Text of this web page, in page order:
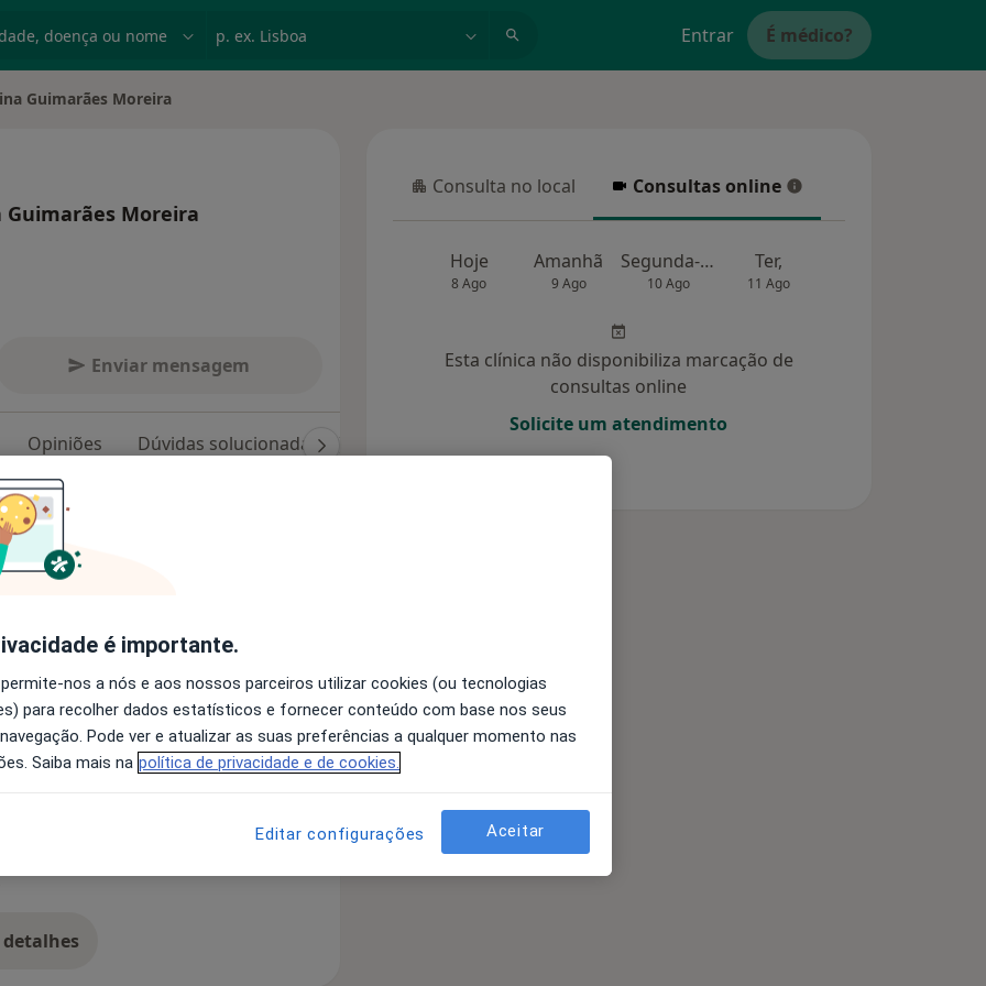
Entrar É médico?
Guimarães Moreira
Moreira
Enviar mensagem
Opiniões Dúvidas solucionadas (2)
e sou psicóloga.
de acompanhamento
motora. A partir desse momento
caminho na área da psicologia.
ansiedade, adaptação a novas
a experiência
Consulta no local
Consulta no local Consultas online
Consultas online
Hoje
8 Ago
Amanhã
9 Ago
Segunda-feira
10 Ago
Ter,
11 Ago
Esta clínica não disponibiliza marcação de
consultas online
Solicite um atendimento
é importante.
nos a nós e aos nossos parceiros utilizar cookies (ou tecnologias
para recolher dados estatísticos e fornecer conteúdo com base nos seus
Pode ver e atualizar as suas preferências a qualquer momento nas
Saiba mais na política de privacidade e de cookies.
Editar configurações Aceitar